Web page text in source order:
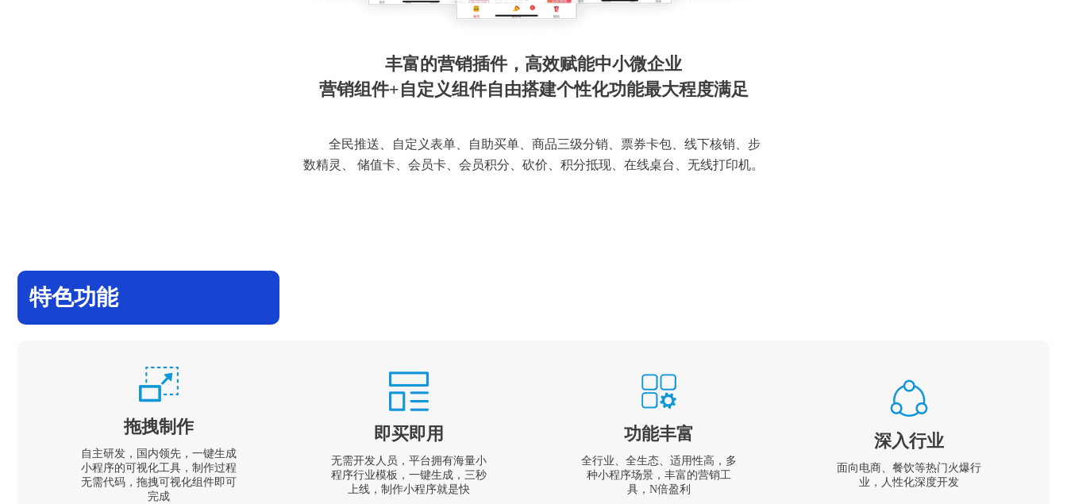
丰富的营销插件，高效赋能中小微企业
营销组件+自定义组件自由搭建个性化功能最大程度满足
全民推送、自定义表单、自助买单、商品三级分销、票券卡包、线下核销、步
数精灵、 储值卡、会员卡、会员积分、砍价、积分抵现、在线桌台、无线打印机。
特色功能
拖拽制作
自主研发，国内领先，一键生成
小程序的可视化工具，制作过程
无需代码，拖拽可视化组件即可
完成
即买即用
无需开发人员，平台拥有海量小
程序行业模板，一键生成，三秒
上线，制作小程序就是快
功能丰富
全行业、全生态、适用性高，多
种小程序场景，丰富的营销工
具，N倍盈利
深入行业
面向电商、餐饮等热门火爆行
业，人性化深度开发